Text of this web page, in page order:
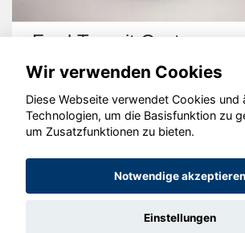
Ford Transit Custom
© konjunkturmotor.de GmbH
Wir verwenden Cookies
Diese Webseite verwendet Cookies und
Technologien, um die Basisfunktion zu
um Zusatzfunktionen zu bieten.
Notwendige akzeptieren
Einstellungen